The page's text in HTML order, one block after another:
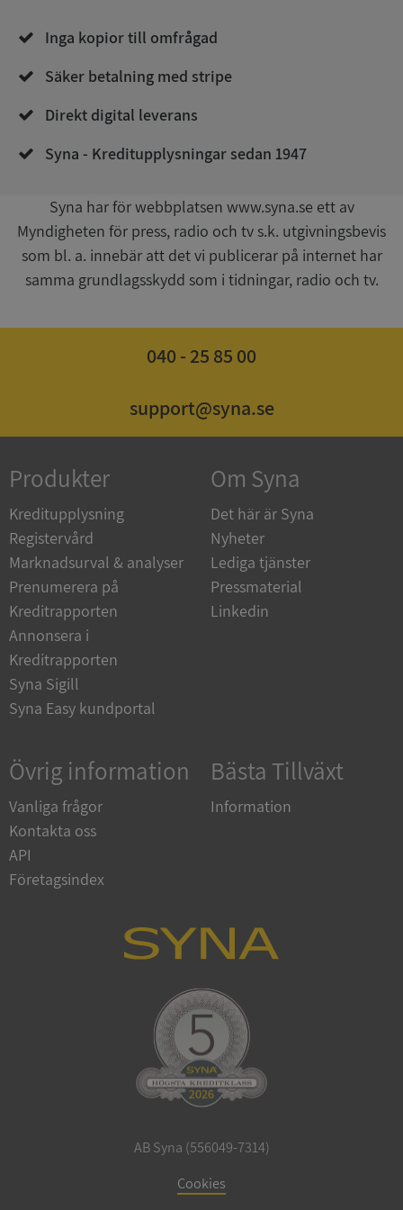
Inga kopior till omfrågad
Säker betalning med stripe
Direkt digital leverans
Syna - Kreditupplysningar sedan 1947
Syna har för webbplatsen www.syna.se ett av
Myndigheten för press, radio och tv s.k. utgivningsbevis
som bl. a. innebär att det vi publicerar på internet har
samma grundlagsskydd som i tidningar, radio och tv.
040 - 25 85 00
support@syna.se
Produkter
Kreditupplysning
Registervård
Marknadsurval & analyser
Prenumerera på
Kreditrapporten
Annonsera i
Kreditrapporten
Syna Sigill
Syna Easy kundportal
Om Syna
Det här är Syna
Nyheter
Lediga tjänster
Pressmaterial
Linkedin
Övrig information
Vanliga frågor
Kontakta oss
API
Företagsindex
Bästa Tillväxt
Information
AB Syna (556049-7314)
Cookies
__RequestVerificationToken
upplysningar.syna.se
CookieScriptConsent
CookieScript
.syna.se
_GRECAPTCHA
Google LLC
www.google.com
ASP.NET_SessionId
Microsoft
Corporation
en.syna.se
__RequestVerificationToken
ARRAffinitySameSite
Microsoft
Corporation
.syna.se
ASP.NET_SessionId
Microsoft
Corporation